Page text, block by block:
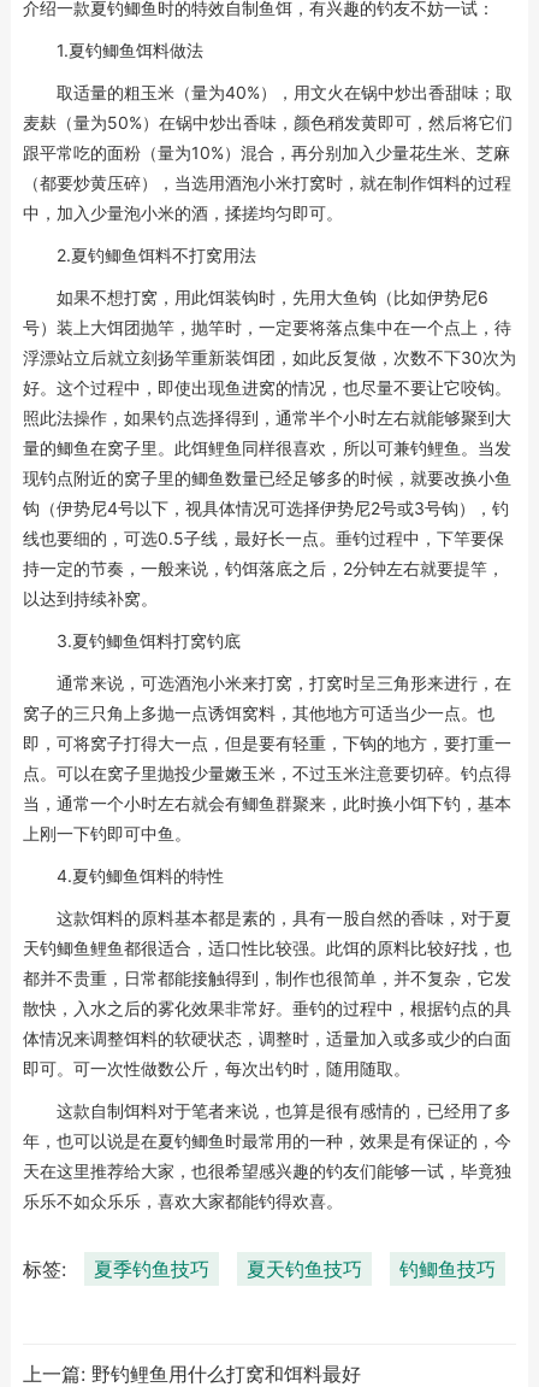
介绍一款夏钓鲫鱼时的特效自制鱼饵，有兴趣的钓友不妨一试：
1.夏钓鲫鱼饵料做法
取适量的粗玉米（量为40%），用文火在锅中炒出香甜味；取
麦麸（量为50%）在锅中炒出香味，颜色稍发黄即可，然后将它们
跟平常吃的面粉（量为10%）混合，再分别加入少量花生米、芝麻
（都要炒黄压碎），当选用酒泡小米打窝时，就在制作饵料的过程
中，加入少量泡小米的酒，揉搓均匀即可。
2.夏钓鲫鱼饵料不打窝用法
如果不想打窝，用此饵装钩时，先用大鱼钩（比如伊势尼6
号）装上大饵团抛竿，抛竿时，一定要将落点集中在一个点上，待
浮漂站立后就立刻扬竿重新装饵团，如此反复做，次数不下30次为
好。这个过程中，即使出现鱼进窝的情况，也尽量不要让它咬钩。
照此法操作，如果钓点选择得到，通常半个小时左右就能够聚到大
量的鲫鱼在窝子里。此饵鲤鱼同样很喜欢，所以可兼钓鲤鱼。当发
现钓点附近的窝子里的鲫鱼数量已经足够多的时候，就要改换小鱼
钩（伊势尼4号以下，视具体情况可选择伊势尼2号或3号钩），钓
线也要细的，可选0.5子线，最好长一点。垂钓过程中，下竿要保
持一定的节奏，一般来说，钓饵落底之后，2分钟左右就要提竿，
以达到持续补窝。
3.夏钓鲫鱼饵料打窝钓底
通常来说，可选酒泡小米来打窝，打窝时呈三角形来进行，在
窝子的三只角上多抛一点诱饵窝料，其他地方可适当少一点。也
即，可将窝子打得大一点，但是要有轻重，下钩的地方，要打重一
点。可以在窝子里抛投少量嫩玉米，不过玉米注意要切碎。钓点得
当，通常一个小时左右就会有鲫鱼群聚来，此时换小饵下钓，基本
上刚一下钓即可中鱼。
4.夏钓鲫鱼饵料的特性
这款饵料的原料基本都是素的，具有一股自然的香味，对于夏
天钓鲫鱼鲤鱼都很适合，适口性比较强。此饵的原料比较好找，也
都并不贵重，日常都能接触得到，制作也很简单，并不复杂，它发
散快，入水之后的雾化效果非常好。垂钓的过程中，根据钓点的具
体情况来调整饵料的软硬状态，调整时，适量加入或多或少的白面
即可。可一次性做数公斤，每次出钓时，随用随取。
这款自制饵料对于笔者来说，也算是很有感情的，已经用了多
年，也可以说是在夏钓鲫鱼时最常用的一种，效果是有保证的，今
天在这里推荐给大家，也很希望感兴趣的钓友们能够一试，毕竟独
乐乐不如众乐乐，喜欢大家都能钓得欢喜。
标签: 夏季钓鱼技巧 夏天钓鱼技巧 钓鲫鱼技巧
上一篇: 野钓鲤鱼用什么打窝和饵料最好